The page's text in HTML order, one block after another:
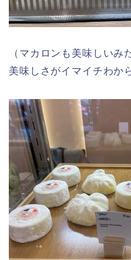
（マカロンも美味しい
美味しさがイマイチわか